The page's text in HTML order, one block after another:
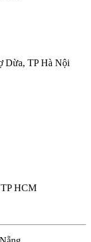
Dừa, TP Hà Nội
HCM